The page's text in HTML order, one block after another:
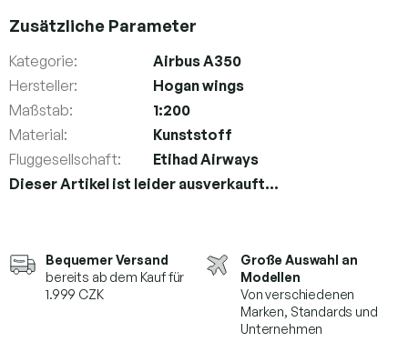
Bequemer Versand
bereits ab dem Kauf für
1.999 CZK
Große Auswahl an
Modellen
Von verschiedenen
Marken, Standards und
Unternehmen
Zusätzliche Parameter
Kategorie:
Airbus A350
Hersteller:
Hogan wings
Maßstab:
1:200
Material:
Kunststoff
Fluggesellschaft:
Etihad Airways
Dieser Artikel ist leider ausverkauft…